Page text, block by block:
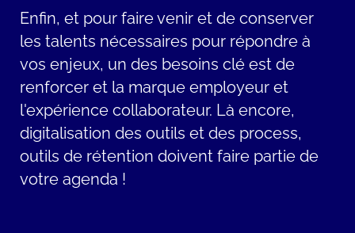
Enfin, et pour faire venir et de conserver
les talents nécessaires pour répondre à
vos enjeux, un des besoins clé est de
renforcer et la marque employeur et
l'expérience collaborateur. Là encore,
digitalisation des outils et des process,
outils de rétention doivent faire partie de
votre agenda !